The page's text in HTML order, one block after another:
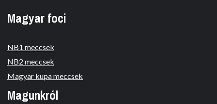
Magyar foci
NB1 meccsek
NB2 meccsek
Magyar kupa meccsek
Magunkról